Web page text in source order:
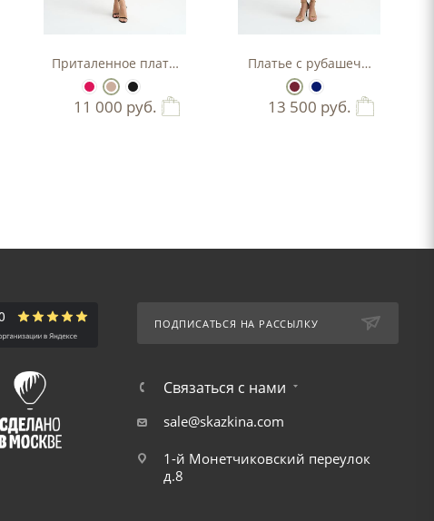
Приталенное платье-футляр
11 000 руб.
Платье с рубашечным
13 500 руб.
ПОДПИСАТЬСЯ НА РАССЫЛКУ
Связаться с нами
sale@skazkina.com
1-й Монетчиковский переулок
д.8